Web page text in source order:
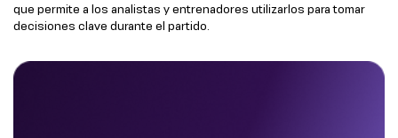
que permite a los analistas y entrenadores utilizarlos para tomar
decisiones clave durante el partido.